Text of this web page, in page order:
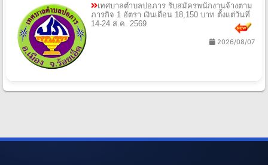
เทศบาลตำบลปอภาร รับสมัครพนักงานจ้างตาม
ภารกิจ 1 อัตรา เงินเดือน 18,150 บาท ตั้งแต่วันที่
14-24 ส.ค. 2569
2026/08/07